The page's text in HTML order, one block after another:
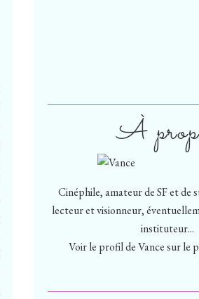
À
Cinéphile, amateur de SF et de
lecteur et visionneur,
instituteur...
Voir le profil deVancesur le